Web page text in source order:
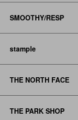
SMOOTHY/RESP
stample
THE NORTH FACE
THE PARK SHOP